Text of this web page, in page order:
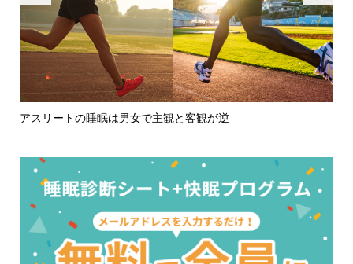
睡眠を学ぶことが、お母さん自身を大切にする第一歩に